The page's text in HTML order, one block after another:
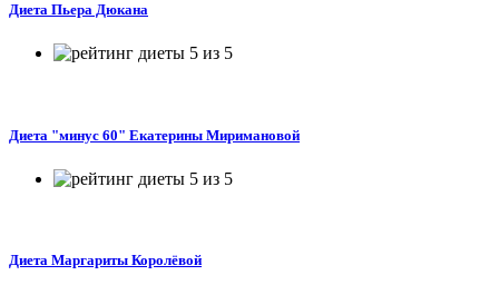
Диета Пьера Дюкана
Диета "минус 60" Екатерины Миримановой
Диета Маргариты Королёвой